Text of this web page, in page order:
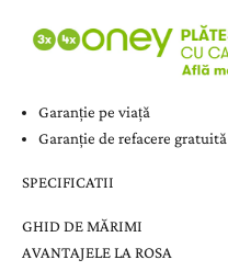
Garanție pe viață
Garanție de refacere gratuită
SPECIFICATII
GHID DE MĂRIMI
AVANTAJELE LA ROSA